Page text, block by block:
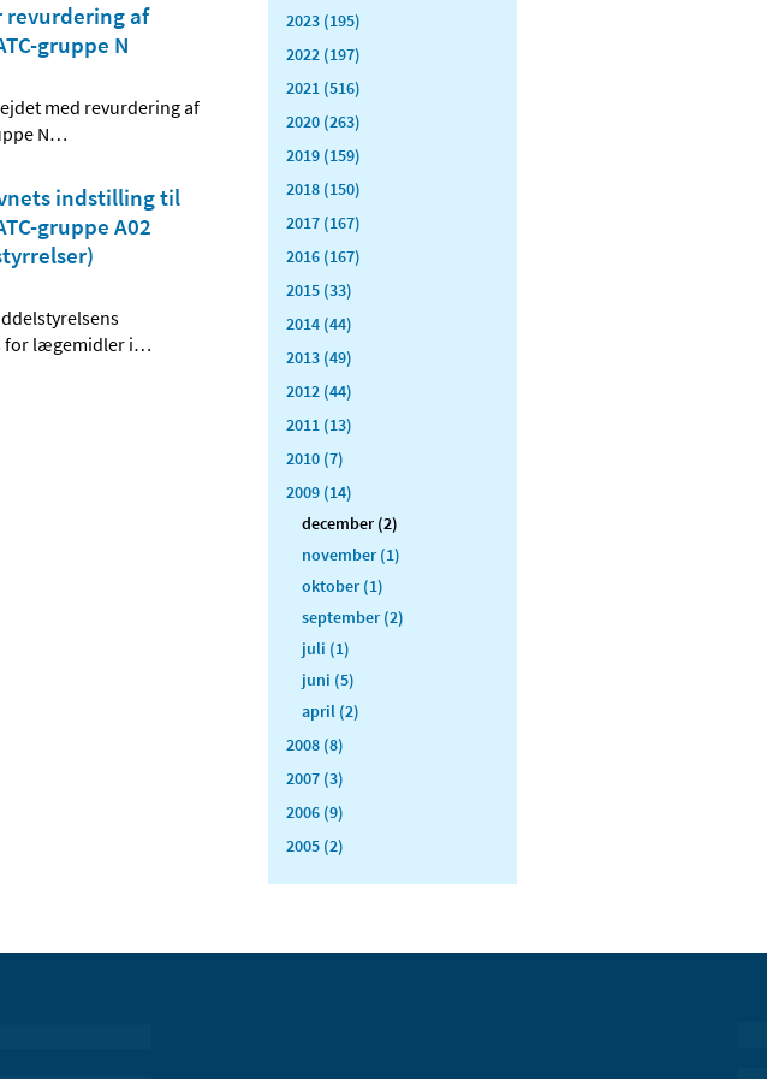
revurdering af
gruppe N
med revurdering af
N…
indstilling til
gruppe A02
for lægemidler i…
2023 (195)
2022 (197)
2021 (516)
2020 (263)
2019 (159)
2018 (150)
2017 (167)
2016 (167)
2015 (33)
2014 (44)
2013 (49)
2012 (44)
2011 (13)
2010 (7)
2009 (14)
december (2)
november (1)
oktober (1)
september (2)
juli (1)
juni (5)
april (2)
2008 (8)
2007 (3)
2006 (9)
2005 (2)